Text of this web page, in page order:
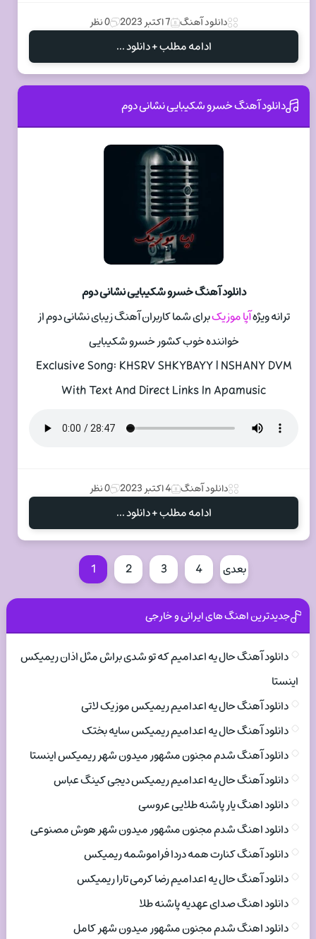
دانلود آهنگ 7 اکتبر 2023 0 نظر
ادامه مطلب + دانلود ...
دانلود آهنگ خسرو شکیبایی نشانی دوم
دانلود آهنگ خسرو شکیبایی نشانی دوم
ترانه ویژهآپا موزیکبرای شما کاربران آهنگ زیبای نشانی دوم از
خواننده خوب کشور خسرو شکیبایی
Exclusive Song: KHSRV SHKYBAYY | NSHANY DVM
With Text And Direct Links In Apamusic
دانلود آهنگ 4 اکتبر 2023 0 نظر
ادامه مطلب + دانلود ...
1 2 3 4 بعدی
جدیدترین اهنگ های ایرانی و خارجی
دانلود آهنگ حال یه اعدامیم که تو شدی براش مثل اذان ریمیکس
اینستا
دانلود آهنگ حال یه اعدامیم ریمیکس موزیک لاتی
دانلود آهنگ حال یه اعدامیم ریمیکس سایه بختک
دانلود آهنگ شدم مجنون مشهور میدون شهر ریمیکس اینستا
دانلود آهنگ حال یه اعدامیم ریمیکس دیجی کینگ عباس
دانلود اهنگ یار پاشنه طلایی عروسی
دانلود اهنگ شدم مجنون مشهور میدون شهر هوش مصنوعی
دانلود آهنگ کنارت همه دردا فراموشمه ریمیکس
دانلود آهنگ حال یه اعدامیم رضا کرمی تارا ریمیکس
دانلود اهنگ صدای عهدیه پاشنه طلا
دانلود اهنگ شدم مجنون مشهور میدون شهر کامل